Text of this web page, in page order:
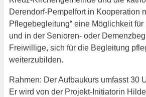
Derendorf-Pempelfort in Kooperation
Pflegebegleitung“ eine Möglichkeit
und in der Senioren- oder
Freiwillige, sich für die Begleitung
weiterzubilden.
Rahmen: Der Aufbaukurs umfasst 30
Er wird von der Projekt-Initiatorin